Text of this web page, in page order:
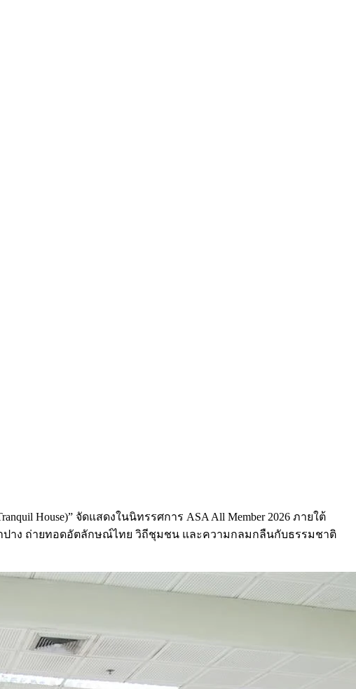
House)” จัดแสดงในนิทรรศการ ASA All Member 2026 ภายใต้
ำปาง ถ่ายทอดอัตลักษณ์ไทย วิถีชุมชน และความกลมกลืนกับธรรมชาติ